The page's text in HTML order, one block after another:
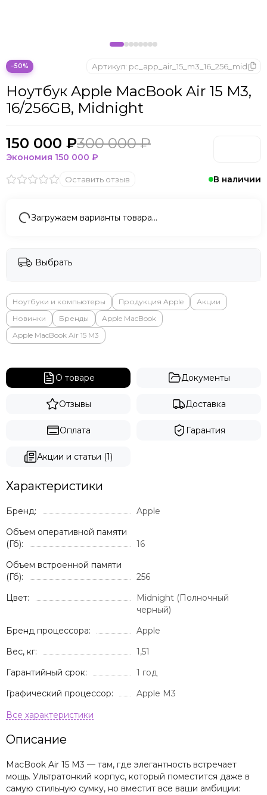
−50%
В наличии
Ноутбук Apple MacBook Air 15 M3,
16/256GB, Midnight
Артикул: pc_app_air_15_m3_16_256_mid
Оставить отзыв
150 000 ₽300 000 ₽
Экономия 150 000 ₽
Загружаем варианты товара…
Выбрать
Ноутбуки и компьютеры Продукция Apple
Акции
Новинки
Бренды
Apple MacBook
Apple MacBook Air 15 M3
О товаре Документы
Отзывы Доставка
Оплата Гарантия
Акции и статьи (1)
Характеристики
Бренд:
Apple
Объем оперативной памяти
(Гб):
16
Объем встроенной памяти
(Гб):
256
Цвет:
Midnight (Полночный
черный)
Бренд процессора:
Apple
Вес, кг:
1,51
Гарантийный срок:
1 год
Графический процессор:
Apple M3
Описание
MacBook Air 15 M3 — там, где элегантность встречает
мощь. Ультратонкий корпус, который поместится даже в
самую стильную сумку, но вместит все ваши амбиции: